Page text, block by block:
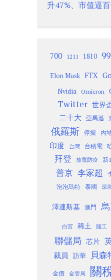
升47%、市值逼
700 1211 1810
Elon Musk FTX
Nvidia Omicron
Twitter 世界
二十大 亞馬遜
俄羅斯 停擺 內
印度
台灣 台積電
拜登 放寬防疫 新
普京 李家超
泡泡瑪特 泰國 深
澤連斯基 澳門
白宮 稀土 罷工
聯儲局 芯片
裁員 訪華 貝森
金價 金管局 關